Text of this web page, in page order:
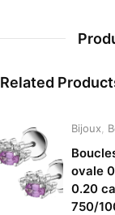
Related
Bijoux
ovale
0.20
750/